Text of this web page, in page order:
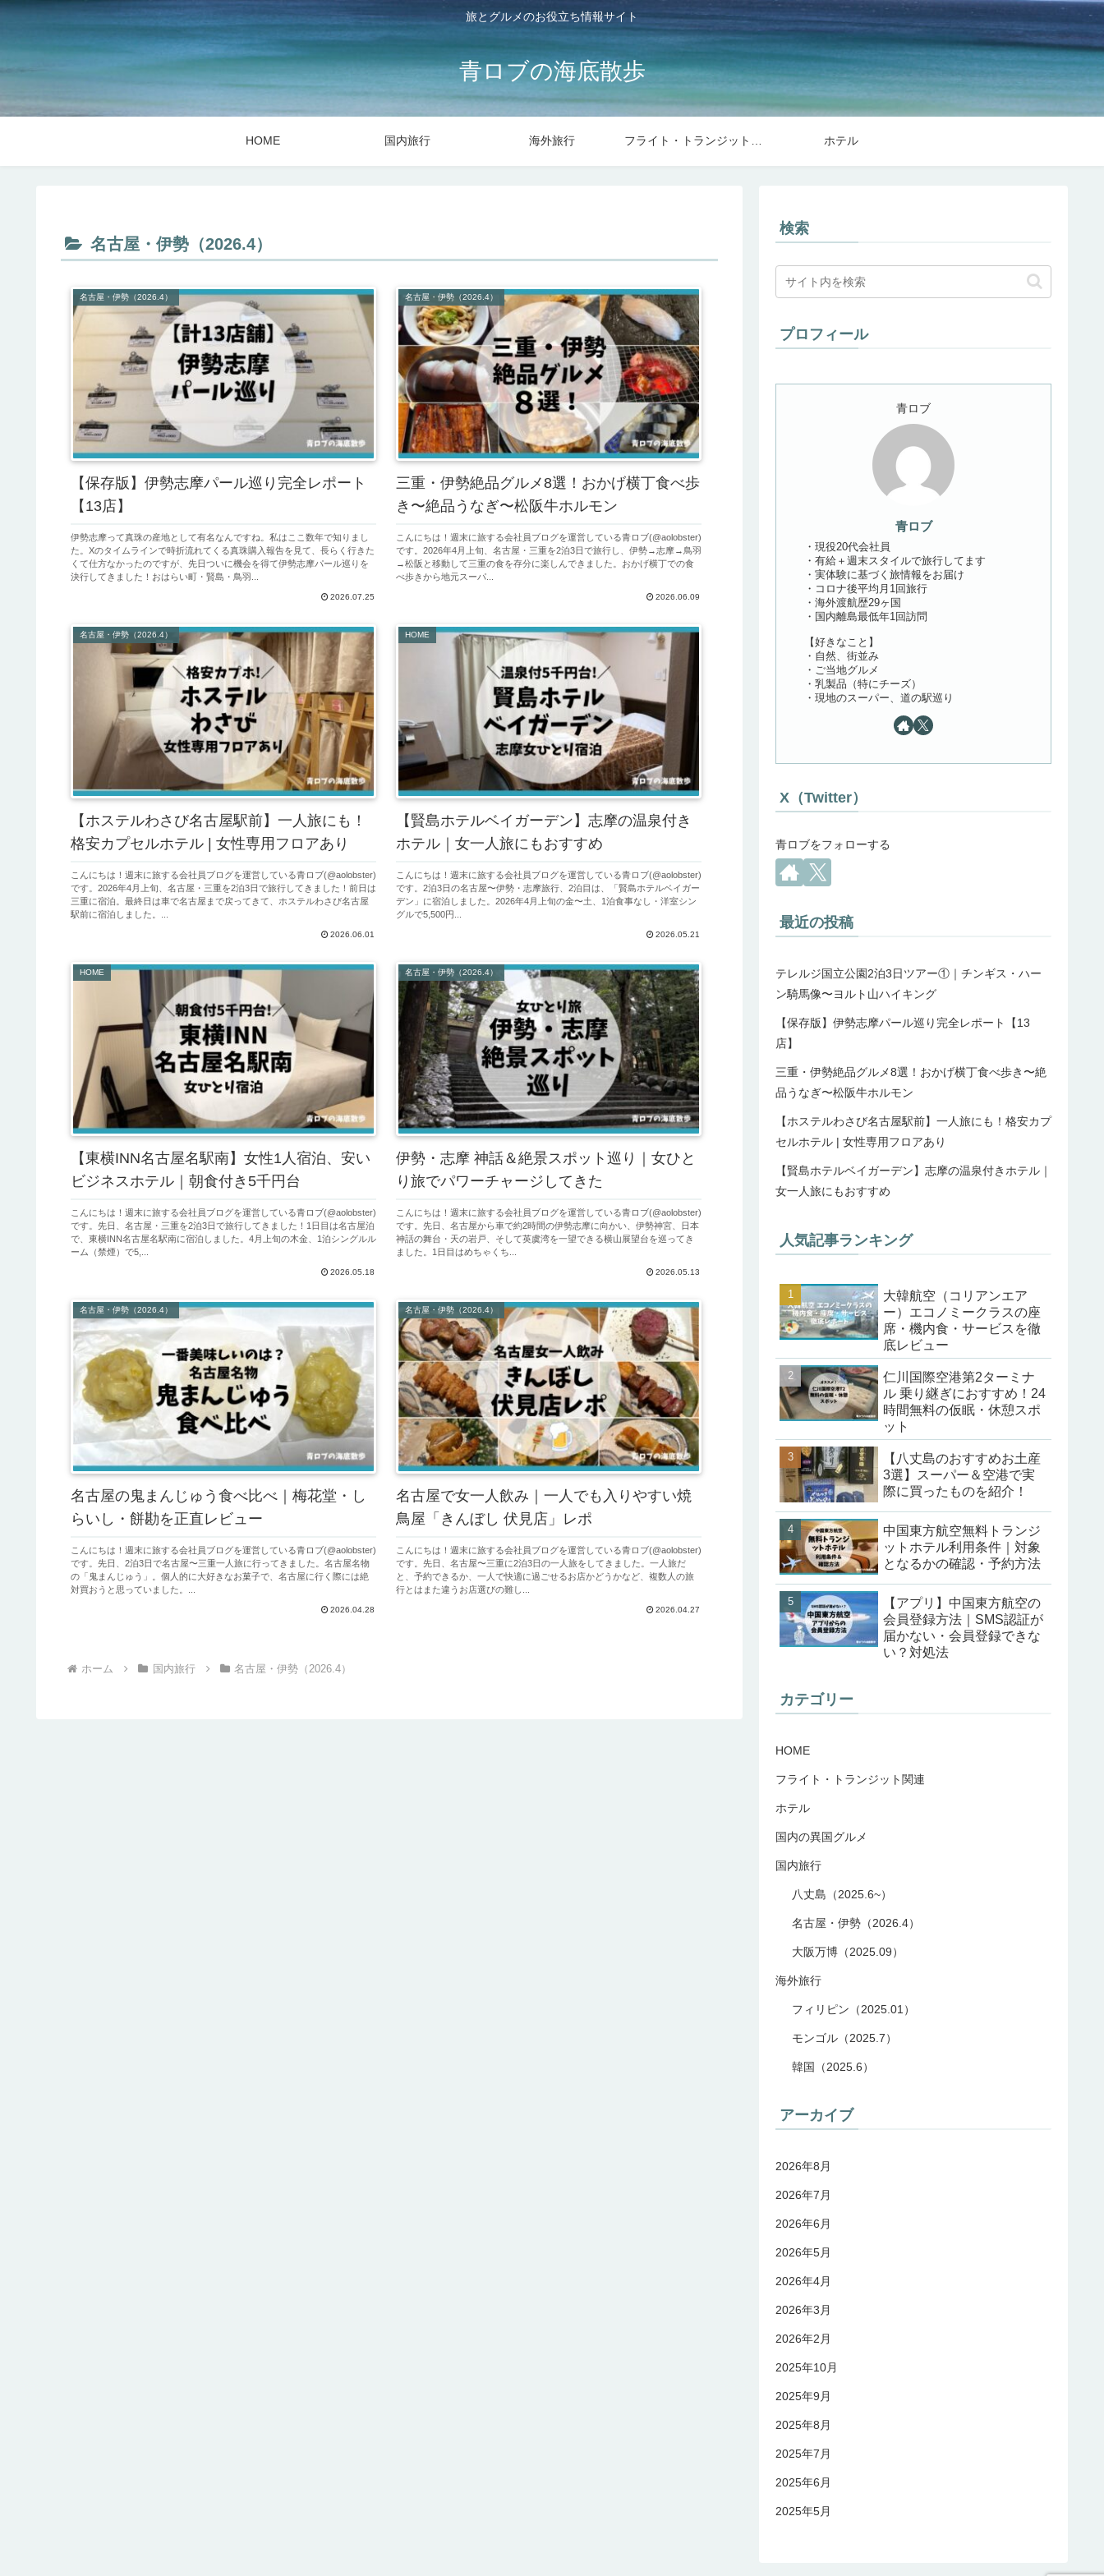
旅とグルメのお役立ち情報サイト
青ロブの海底散歩
HOME 国内旅行 海外旅行 フライト・トランジット関連 ホテル
名古屋・伊勢（2026.4）
名古屋・伊勢（2026.4）
【保存版】伊勢志摩パール巡り完全レポート
【13店】
伊勢志摩って真珠の産地として有名なんですね。私はここ数年で知りまし
た。Xのタイムラインで時折流れてくる真珠購入報告を見て、長らく行きた
くて仕方なかったのですが、先日ついに機会を得て伊勢志摩パール巡りを
決行してきました！おはらい町・賢島・鳥羽...
2026.07.25
名古屋・伊勢（2026.4）
三重・伊勢絶品グルメ8選！おかげ横丁食べ歩
き〜絶品うなぎ〜松阪牛ホルモン
こんにちは！週末に旅する会社員ブログを運営している青ロブ(@aolobster)
です。2026年4月上旬、名古屋・三重を2泊3日で旅行し、伊勢→志摩→鳥羽
→松阪と移動して三重の食を存分に楽しんできました。おかげ横丁での食
べ歩きから地元スーパ...
2026.06.09
名古屋・伊勢（2026.4）
【ホステルわさび名古屋駅前】一人旅にも！
格安カプセルホテル | 女性専用フロアあり
こんにちは！週末に旅する会社員ブログを運営している青ロブ(@aolobster)
です。2026年4月上旬、名古屋・三重を2泊3日で旅行してきました！前日は
三重に宿泊。最終日は車で名古屋まで戻ってきて、ホステルわさび名古屋
駅前に宿泊しました。...
2026.06.01
HOME
【賢島ホテルベイガーデン】志摩の温泉付き
ホテル｜女一人旅にもおすすめ
こんにちは！週末に旅する会社員ブログを運営している青ロブ(@aolobster)
です。2泊3日の名古屋〜伊勢・志摩旅行、2泊目は、「賢島ホテルベイガー
デン」に宿泊しました。2026年4月上旬の金〜土、1泊食事なし・洋室シン
グルで5,500円...
2026.05.21
HOME
【東横INN名古屋名駅南】女性1人宿泊、安い
ビジネスホテル｜朝食付き5千円台
こんにちは！週末に旅する会社員ブログを運営している青ロブ(@aolobster)
です。先日、名古屋・三重を2泊3日で旅行してきました！1日目は名古屋泊
で、東横INN名古屋名駅南に宿泊しました。4月上旬の木金、1泊シングルル
ーム（禁煙）で5,...
2026.05.18
名古屋・伊勢（2026.4）
伊勢・志摩 神話＆絶景スポット巡り｜女ひと
り旅でパワーチャージしてきた
こんにちは！週末に旅する会社員ブログを運営している青ロブ(@aolobster)
です。先日、名古屋から車で約2時間の伊勢志摩に向かい、伊勢神宮、日本
神話の舞台・天の岩戸、そして英虞湾を一望できる横山展望台を巡ってき
ました。1日目はめちゃくち...
2026.05.13
名古屋・伊勢（2026.4）
名古屋の鬼まんじゅう食べ比べ｜梅花堂・し
らいし・餅勘を正直レビュー
こんにちは！週末に旅する会社員ブログを運営している青ロブ(@aolobster)
です。先日、2泊3日で名古屋〜三重一人旅に行ってきました。名古屋名物
の「鬼まんじゅう」。個人的に大好きなお菓子で、名古屋に行く際には絶
対買おうと思っていました。...
2026.04.28
名古屋・伊勢（2026.4）
名古屋で女一人飲み｜一人でも入りやすい焼
鳥屋「きんぼし 伏見店」レポ
こんにちは！週末に旅する会社員ブログを運営している青ロブ(@aolobster)
です。先日、名古屋〜三重に2泊3日の一人旅をしてきました。一人旅だ
と、予約できるか、一人で快適に過ごせるお店かどうかなど、複数人の旅
行とはまた違うお店選びの難し...
2026.04.27
ホーム 国内旅行 名古屋・伊勢（2026.4）
検索
プロフィール
青ロブ
青ロブ
・現役20代会社員
・有給＋週末スタイルで旅行してます
・実体験に基づく旅情報をお届け
・コロナ後平均月1回旅行
・海外渡航歴29ヶ国
・国内離島最低年1回訪問
【好きなこと】
・自然、街並み
・ご当地グルメ
・乳製品（特にチーズ）
・現地のスーパー、道の駅巡り
X（Twitter）
青ロブをフォローする
最近の投稿
テレルジ国立公園2泊3日ツアー①｜チンギス・ハー
ン騎馬像〜ヨルト山ハイキング
【保存版】伊勢志摩パール巡り完全レポート【13
店】
三重・伊勢絶品グルメ8選！おかげ横丁食べ歩き〜絶
品うなぎ〜松阪牛ホルモン
【ホステルわさび名古屋駅前】一人旅にも！格安カプ
セルホテル | 女性専用フロアあり
【賢島ホテルベイガーデン】志摩の温泉付きホテル｜
女一人旅にもおすすめ
人気記事ランキング
大韓航空（コリアンエア
ー）エコノミークラスの座
席・機内食・サービスを徹
底レビュー
仁川国際空港第2ターミナ
ル 乗り継ぎにおすすめ！24
時間無料の仮眠・休憩スポ
ット
【八丈島のおすすめお土産
3選】スーパー＆空港で実
際に買ったものを紹介！
中国東方航空無料トランジ
ットホテル利用条件｜対象
となるかの確認・予約方法
【アプリ】中国東方航空の
会員登録方法｜SMS認証が
届かない・会員登録できな
い？対処法
カテゴリー
HOME
フライト・トランジット関連
ホテル
国内の異国グルメ
国内旅行
八丈島（2025.6~）
名古屋・伊勢（2026.4）
大阪万博（2025.09）
海外旅行
フィリピン（2025.01）
モンゴル（2025.7）
韓国（2025.6）
アーカイブ
2026年8月
2026年7月
2026年6月
2026年5月
2026年4月
2026年3月
2026年2月
2025年10月
2025年9月
2025年8月
2025年7月
2025年6月
2025年5月